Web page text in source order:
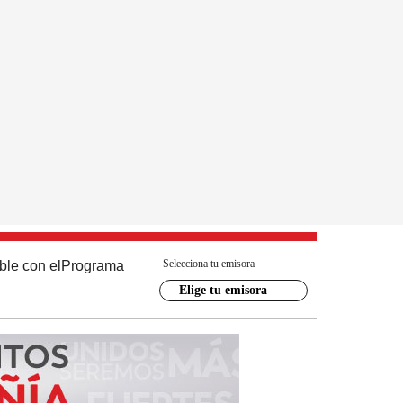
con el Programa Selecciona tu emisora
Elige tu emisora